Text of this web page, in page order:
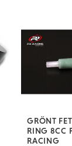
GRÖNT
RING 8CC
RACING